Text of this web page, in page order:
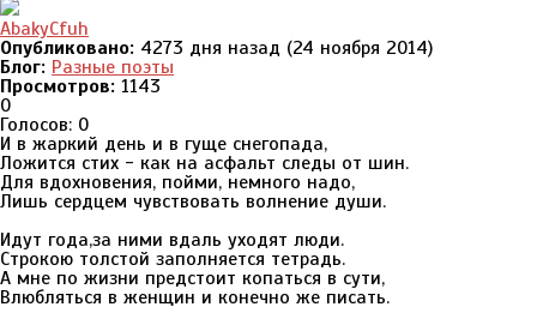
AbakyCfuh
Опубликовано: 4273 дня назад (24 ноября 2014)
Блог: Разные поэты
Просмотров: 1143
0
Голосов: 0
И в жаркий день и в гуще снегопада,
Ложится стих - как на асфальт следы от шин.
Для вдохновения, пойми, немного надо,
Лишь сердцем чувствовать волнение души.
Идут года,за ними вдаль уходят люди.
Строкою толстой заполняется тетрадь.
А мне по жизни предстоит копаться в сути,
Влюбляться в женщин и конечно же писать.